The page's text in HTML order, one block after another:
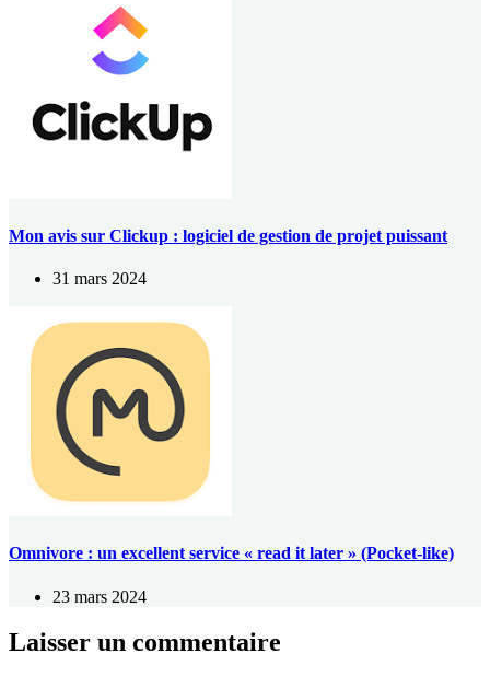
Mon avis sur Clickup : logiciel de gestion de projet puissant
31 mars 2024
Omnivore : un excellent service « read it later » (Pocket-like)
23 mars 2024
Laisser un commentaire